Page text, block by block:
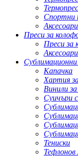
Спортни
Преси за
Преси за
Капачка
Хартия
Винили
Суичъри
Тениски